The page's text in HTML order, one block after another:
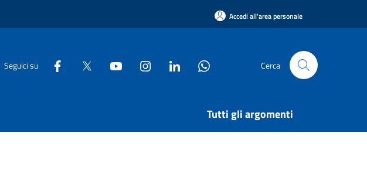
Accedi all'area personale
Seguici su Cerca
Tutti gli argomenti